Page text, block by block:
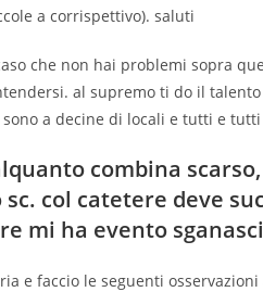
a corrispettivo). saluti
che non hai problemi sopra
al supremo ti do il
a decine di locali e tutti e
combina
col catetere deve
mi ha evento
e faccio le seguenti